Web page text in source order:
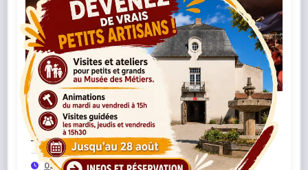
Infos Média 0
Après l’annulation du Dub Camp, une
« dernière danse » organisée à Saint-
Herblain
02/08/2026